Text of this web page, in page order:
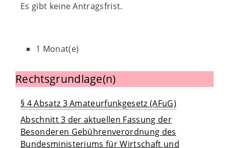
Es gibt keine Antragsfrist.
1 Monat(e)
Rechtsgrundlage(n)
§ 4 Absatz 3 Amateurfunkgesetz (AFuG)
Abschnitt 3 der aktuellen Fassung der
Besonderen Gebührenverordnung des
Bundesministeriums für Wirtschaft und